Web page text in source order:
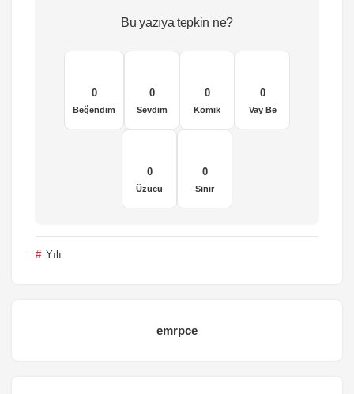
Bu yazıya tepkin ne?
0
Beğendim
0
Sevdim
0
Komik
0
Vay Be
0
Üzücü
0
Sinir
Yılı
emrpce